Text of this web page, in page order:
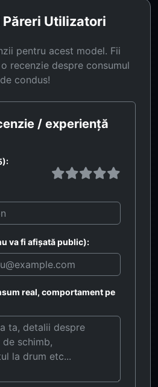
Păreri Utilizatori
pentru acest model. Fii
recenzie despre consumul
condus!
/ experiență
va fi afișată public):
real, comportament pe